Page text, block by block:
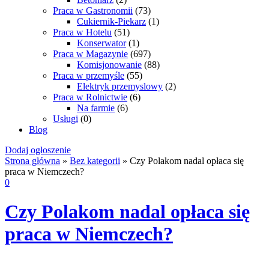
Praca w Gastronomii (73)
Cukiernik-Piekarz (1)
Praca w Hotelu (51)
Konserwator (1)
Praca w Magazynie (697)
Komisjonowanie (88)
Praca w przemyśle (55)
Elektryk przemyslowy (2)
Praca w Rolnictwie (6)
Na farmie (6)
Usługi (0)
Blog
Dodaj ogłoszenie
Strona główna » Bez kategorii » Czy Polakom nadal opłaca się
praca w Niemczech?
0
Czy Polakom nadal opłaca się
praca w Niemczech?